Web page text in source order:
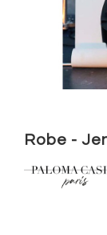
beginning
Robe -